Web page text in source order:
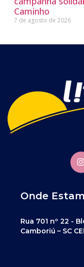
Caminho
7 de agosto de 2026
Onde
Rua 701 nº 22 -
Camboriú – SC